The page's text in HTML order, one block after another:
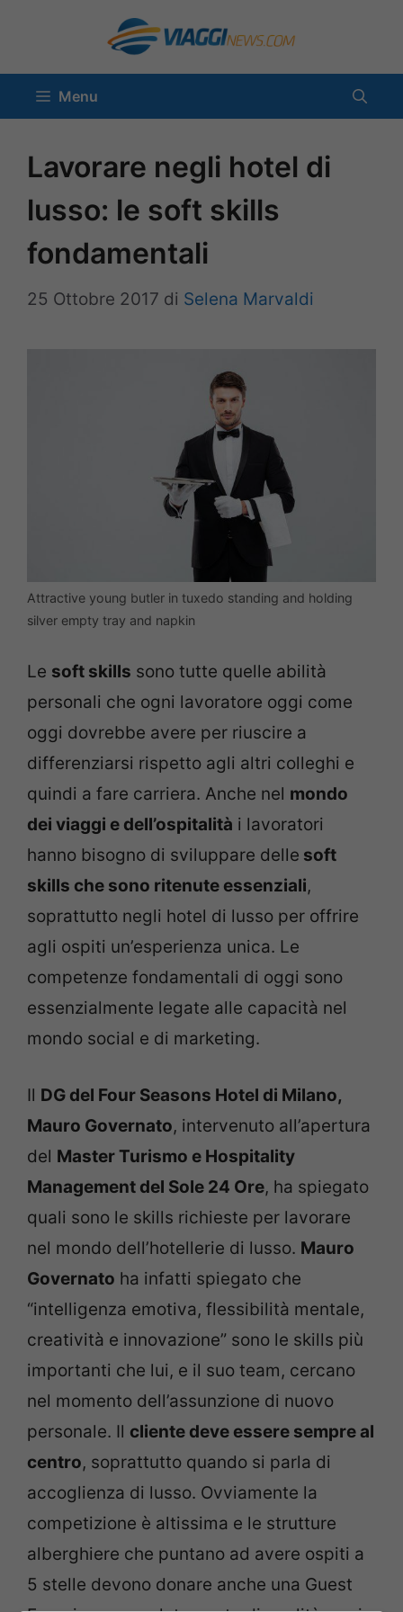
contenuto
Menu
Lavorare negli hotel di
lusso: le soft skills
fondamentali
25 Ottobre 2017 di Selena Marvaldi
Attractive young butler in tuxedo standing and holding
silver empty tray and napkin
Le soft skills sono tutte quelle abilità
personali che ogni lavoratore oggi come
oggi dovrebbe avere per riuscire a
differenziarsi rispetto agli altri colleghi e
quindi a fare carriera. Anche nel mondo
dei viaggi e dell’ospitalità i lavoratori
hanno bisogno di sviluppare delle soft
skills che sono ritenute essenziali,
soprattutto negli hotel di lusso per offrire
agli ospiti un’esperienza unica. Le
competenze fondamentali di oggi sono
essenzialmente legate alle capacità nel
mondo social e di marketing.
Il DG del Four Seasons Hotel di Milano,
Mauro Governato, intervenuto all’apertura
del Master Turismo e Hospitality
Management del Sole 24 Ore, ha spiegato
quali sono le skills richieste per lavorare
nel mondo dell’hotellerie di lusso. Mauro
Governato ha infatti spiegato che
“intelligenza emotiva, flessibilità mentale,
creatività e innovazione” sono le skills più
importanti che lui, e il suo team, cercano
nel momento dell’assunzione di nuovo
personale. Il cliente deve essere sempre al
centro, soprattutto quando si parla di
accoglienza di lusso. Ovviamente la
competizione è altissima e le strutture
alberghiere che puntano ad avere ospiti a
5 stelle devono donare anche una Guest